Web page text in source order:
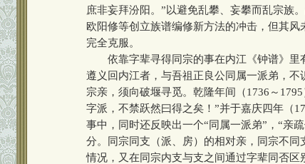
庶非妄拜汾阳。”以避免乱攀、妄攀而乱宗族
欧阳修等创立族谱编修新方法的冲击，但其
完全克服。
依靠字辈寻得同宗的事在内江《钟谱》里
遵义回内江者，与吾祖正良公同属一派弟，
宗亲，须向破堰寻觅。乾隆年间（1736～
字派，不禁跃然曰得之矣！”并于嘉庆四年（
事中，同时还反映出一个“同属一派弟”，“亲
分。同宗同支（派、房）的相对亲，同宗不
情况，又在同宗内支与支之间通过字辈同否